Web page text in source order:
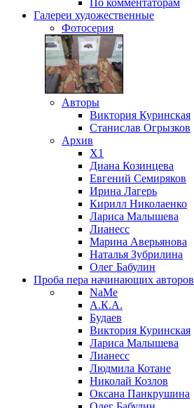
Галереи художественные
Фотосерия
Авторы
Виктория Куринская
Станислав Огрызков
Архив
X1
Диана Козинцева
Евгений Семиряков
Ирина Лагерь
Кирилл Николаенко
Лариса Малышева
Лианесс
Марина Аверьянова
Наталья Зубрилина
Олег Бабулин
Проба пера начинающих авторов
NaMe
А.К.А.
Будаев
Виктория Куринская
Лариса Малышева
Лианесс
Людмила Котане
Николай Козлов
Оксана Панкрушина